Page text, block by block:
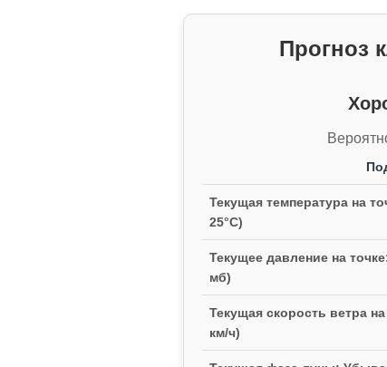
Прогноз
Текущая температура на
25°C)
Текущее давление на
мб)
Текущая скорость ветра
км/ч)